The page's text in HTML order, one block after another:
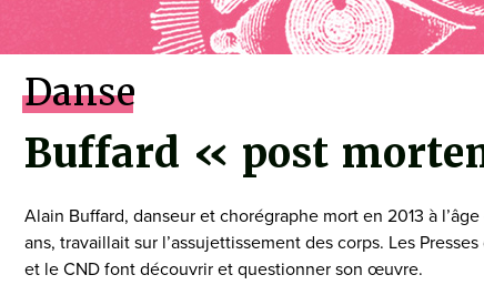
Danse
Buffard « post
Alain Buffard, danseur et chorégraphe mort en 2013 à
ans, travaillait sur l’assujettissement des corps. Les
et le CND font découvrir et questionner son œuvre.